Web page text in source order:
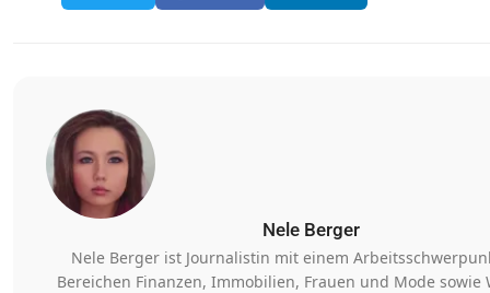
Nele Berger
Nele Berger ist Journalistin mit einem
Bereichen Finanzen, Immobilien, Frauen und Mode sowie